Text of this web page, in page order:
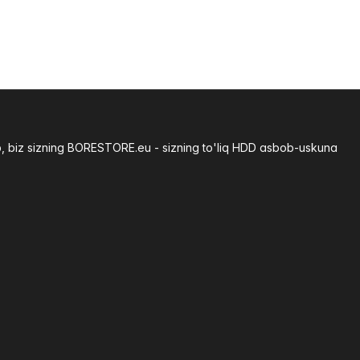
sizning BORESTORE.eu - sizning to'liq HDD asbob-uskuna